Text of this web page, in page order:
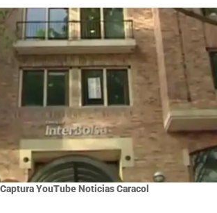
YouTube Noticias Caracol